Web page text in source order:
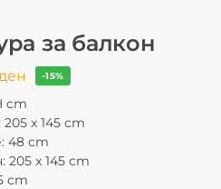
за балкон
ден -15%
cm
x 145 cm
48 cm
x 145 cm
cm